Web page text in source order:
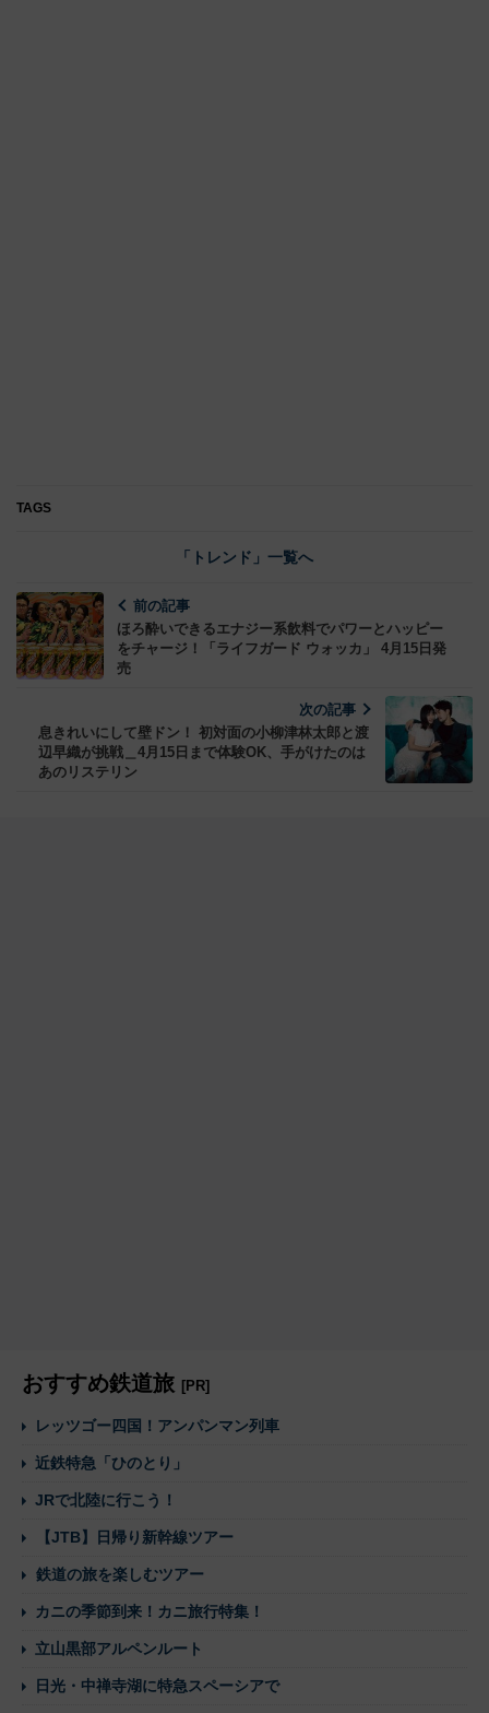
TAGS
「トレンド」一覧へ
前の記事
ほろ酔いできるエナジー系飲料でパワーとハッピー
をチャージ！「ライフガード ウォッカ」 4月15日発
売
次の記事
息きれいにして壁ドン！ 初対面の小柳津林太郎と渡
辺早織が挑戦＿4月15日まで体験OK、手がけたのは
あのリステリン
おすすめ鉄道旅 [PR]
レッツゴー四国！アンパンマン列車
近鉄特急「ひのとり」
JRで北陸に行こう！
【JTB】日帰り新幹線ツアー
鉄道の旅を楽しむツアー
カニの季節到来！カニ旅行特集！
立山黒部アルペンルート
日光・中禅寺湖に特急スペーシアで